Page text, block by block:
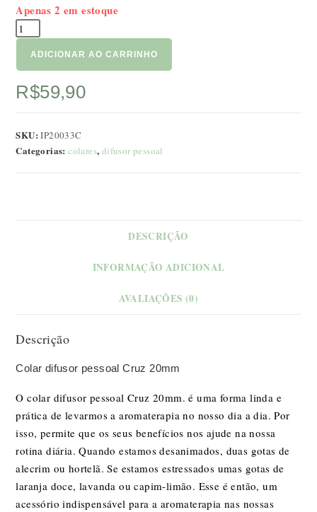
Apenas 2 em estoque
Colar
difusor
pessoal
Cruz
20mm
ADICIONAR AO CARRINHO
R$59,90
SKU:IP20033C
Categorias:colares, difusor pessoal
DESCRIÇÃO
INFORMAÇÃO ADICIONAL
AVALIAÇÕES (0)
Descrição
Colar difusor pessoal Cruz 20mm
O colar difusor pessoal Cruz 20mm. é uma forma linda e
prática de levarmos a aromaterapia no nosso dia a dia. Por
isso, permite que os seus benefícios nos ajude na nossa
rotina diária. Quando estamos desanimados, duas gotas de
alecrim ou hortelã. Se estamos estressados umas gotas de
laranja doce, lavanda ou capim-limão. Esse é então, um
acessório indispensável para a aromaterapia nas nossas